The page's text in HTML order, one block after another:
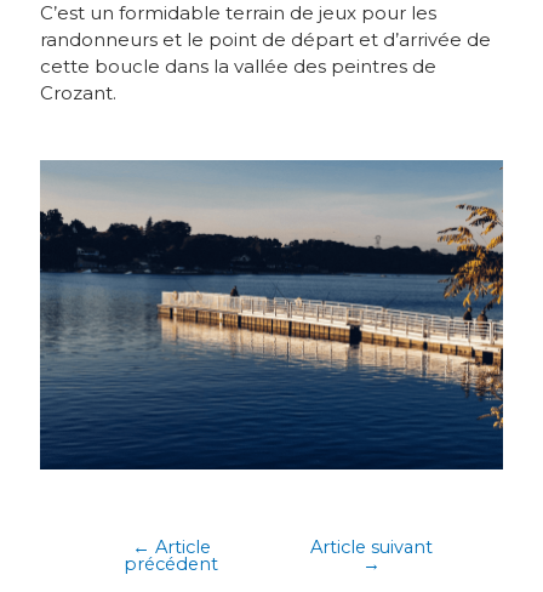
C’est un formidable terrain de jeux pour les
randonneurs et le point de départ et d’arrivée de
cette boucle dans la vallée des peintres de
Crozant.
← Article
précédent
Article suivant
→